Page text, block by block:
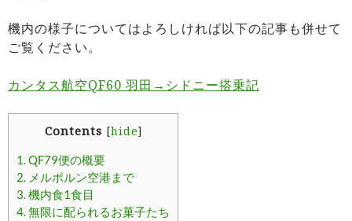
機内の様子についてはよろしければ以下の記事も併せて
ご覧ください。
カンタス航空QF60 羽田→シドニー搭乗記
Contents [hide]
1.QF79便の概要
2. メルボルン空港まで
3.機内食1食目
4.無限に配られるお菓子たち